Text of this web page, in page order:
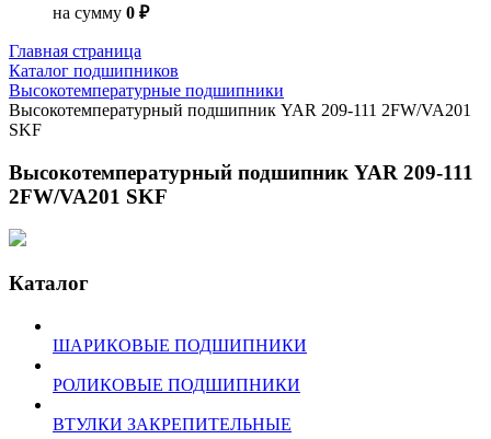
на сумму 0 ₽
Главная страница
Каталог подшипников
Высокотемпературные подшипники
Высокотемпературный подшипник YAR 209-111 2FW/VA201
SKF
Высокотемпературный подшипник YAR 209-111
2FW/VA201 SKF
Каталог
ШАРИКОВЫЕ ПОДШИПНИКИ
РОЛИКОВЫЕ ПОДШИПНИКИ
ВТУЛКИ ЗАКРЕПИТЕЛЬНЫЕ